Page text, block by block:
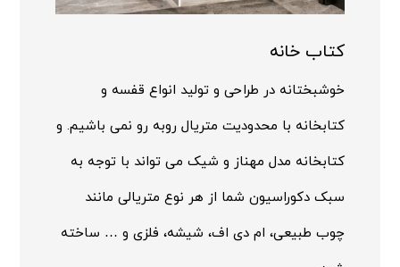
کتاب خانه
خوشبختانه در طراحی و تولید انواع قفسه و
کتابخانه با محدودیت متریال روبه رو نمی باشیم. و
کتابخانه مدل مهناز و شیک می تواند با توجه به
سبک دکوراسیون شما از هر نوع متریالی مانند
چوب طبیعی، ام دی اف، شیشه، فلزی و … ساخته